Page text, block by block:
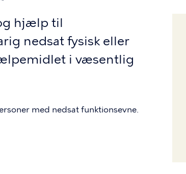
hjælp til
nedsat fysisk eller
i væsentlig
med nedsat funktionsevne.